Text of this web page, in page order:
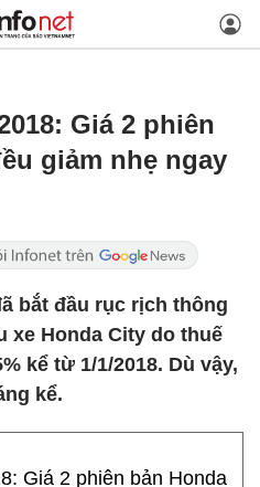
Giá 2 phiên
giảm nhẹ ngay
bắt đầu rục rịch thông
xe Honda City do thuế
kể từ 1/1/2018. Dù vậy,
kể.